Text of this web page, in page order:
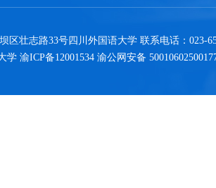
区壮志路33号四川外国语大学 联系电话：023-
渝ICP备12001534 渝公网安备